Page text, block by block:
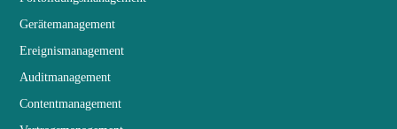
Gerätemanagement
Ereignismanagement
Auditmanagement
Contentmanagement